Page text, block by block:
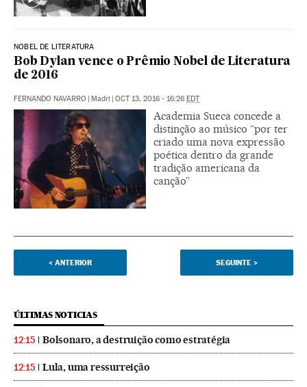
NOBEL DE LITERATURA
Bob Dylan vence o Prêmio Nobel de Literatura
de 2016
FERNANDO NAVARRO Madri OCT 13, 2016 - 16:26 EDT
Academia Sueca concede a
distinção ao músico “por ter
criado uma nova expressão
poética dentro da grande
tradição americana da
canção”
< ANTERIOR SEGUINTE >
ÚLTIMAS NOTICIAS
12:15 Bolsonaro, a destruição como estratégia
12:15 Lula, uma ressurreição